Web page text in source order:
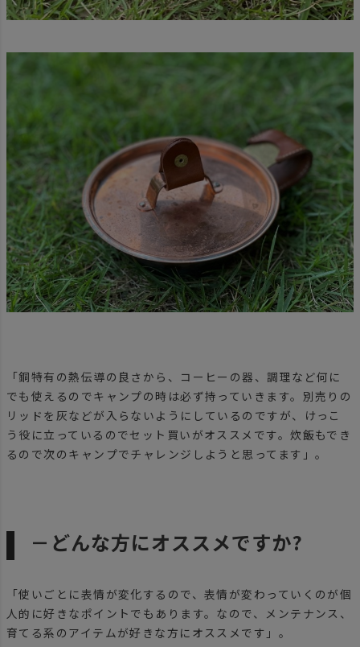
「銅特有の熱伝導の良さから、コーヒーの器、調理など何に
でも使えるのでキャンプの時は必ず持っていきます。別売りの
リッドを灰などが入らないようにしているのですが、けっこ
う役に立っているのでセット買いがオススメです。炊飯もでき
るので次のキャンプでチャレンジしようと思ってます」。
－どんな方にオススメですか?
「使いごとに表情が変化するので、表情が変わっていくのが個
人的に好きなポイントでもあります。なので、メンテナンス、
育てる系のアイテムが好きな方にオススメです」。